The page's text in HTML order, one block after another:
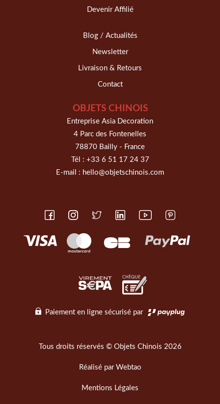
Devenir Affilié
Blog / Actualités
Newsletter
Livraison & Retours
Contact
OBJETS CHINOIS
Entreprise Asia Decoration
4 Parc des Fontenelles
78870 Bailly - France
Tél : +33 6 51 17 24 37
E-mail : hello@objetschinois.com
Paiement en ligne sécurisé par
Tous droits réservés © Objets Chinois 2026
Réalisé par Webtao
Mentions Légales